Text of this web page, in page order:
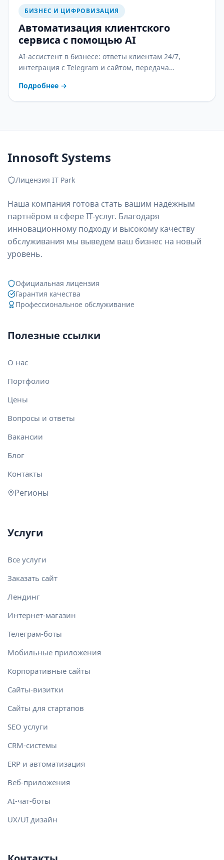
БИЗНЕС И ЦИФРОВИЗАЦИЯ
Автоматизация клиентского
сервиса с помощью AI
AI-ассистент в бизнесе: ответы клиентам 24/7,
интеграция с Telegram и сайтом, передача
планом внедрения.
Подробнее →
Innosoft Systems
Лицензия IT Park
Наша компания готова стать вашим надёжным
партнёром в сфере IT-услуг. Благодаря
инновационному подходу и высокому качеству
обслуживания мы выведем ваш бизнес на новый
уровень.
Официальная лицензия
Гарантия качества
Профессиональное обслуживание
Полезные ссылки
О нас
Портфолио
Цены
Вопросы и ответы
Вакансии
Блог
Контакты
Регионы
Услуги
Все услуги
Заказать сайт
Лендинг
Интернет-магазин
Телеграм-боты
Мобильные приложения
Корпоративные сайты
Сайты-визитки
Сайты для стартапов
SEO услуги
CRM-системы
ERP и автоматизация
Веб-приложения
AI-чат-боты
UX/UI дизайн